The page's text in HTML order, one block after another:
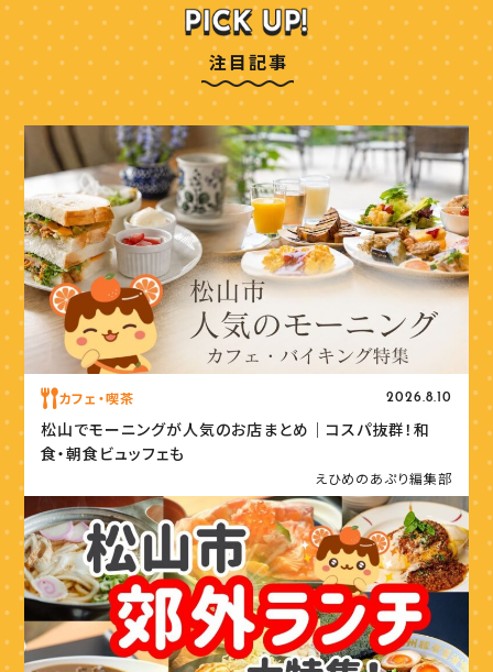
注目記事
カフェ・喫茶 2026.8.10
松山でモーニングが人気のお店まとめ｜コスパ抜群！和
食・朝食ビュッフェも
えひめのあぷり編集部